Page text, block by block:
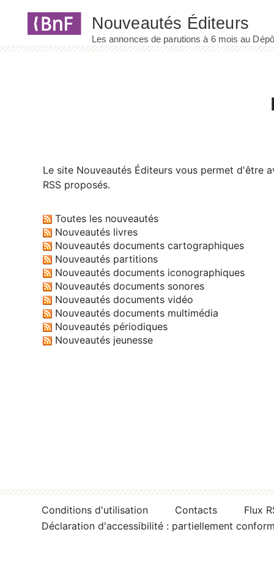
Le site Nouveautés Éditeurs vous permet d'être
RSS proposés.
Toutes les nouveautés
Nouveautés livres
Nouveautés documents cartographiques
Nouveautés partitions
Nouveautés documents iconographiques
Nouveautés documents sonores
Nouveautés documents vidéo
Nouveautés documents multimédia
Nouveautés périodiques
Nouveautés jeunesse
Conditions d'utilisation Contacts
Flux
Déclaration d'accessibilité : partiellement